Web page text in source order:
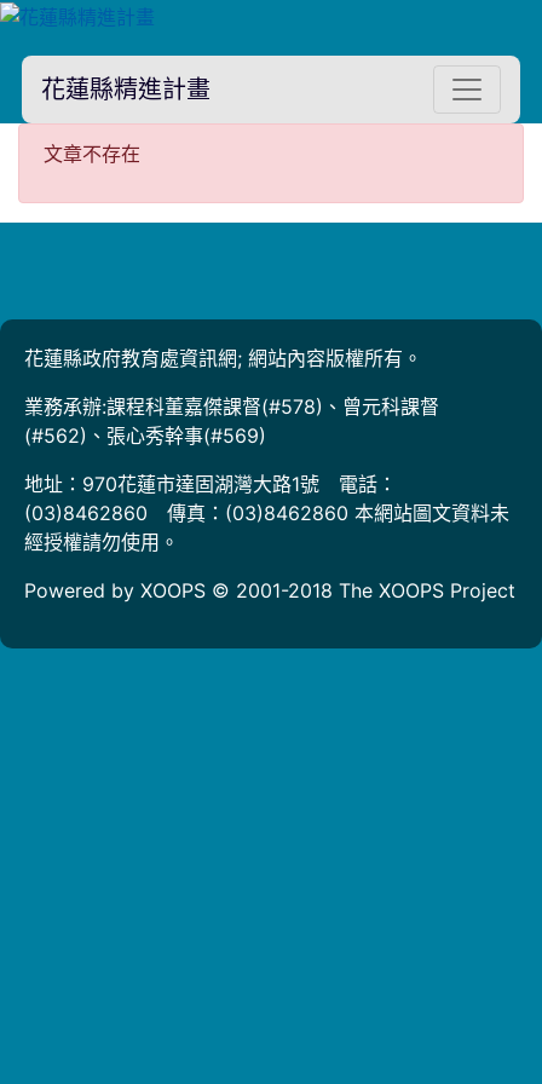
花蓮縣精進計畫
文章不存在
文章不存在
花蓮縣政府教育處資訊網; 網站內容版權所有。
業務承辦:課程科董嘉傑課督(#578)、曾元科課督
(#562)、張心秀幹事(#569)
地址：970花蓮市達固湖灣大路1號 電話：
(03)8462860 傳真：(03)8462860 本網站圖文資料未
經授權請勿使用。
Powered by XOOPS © 2001-2018 The XOOPS Project